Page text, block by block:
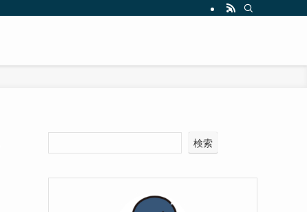
検索